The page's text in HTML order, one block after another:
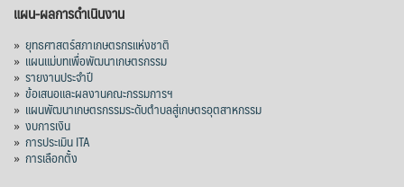
แผน-ผลการดำเนินงาน
» ยุทธศาสตร์สภาเกษตรกรแห่งชาติ
» แผนแม่บทเพื่อพัฒนาเกษตรกรรม
» รายงานประจำปี
» ข้อเสนอและผลงานคณะกรรมการฯ
» แผนพัฒนาเกษตรกรรมระดับตำบลสู่เกษตรอุตสาหกรรม
» งบการเงิน
» การประเมิน ITA
» การเลือกตั้ง